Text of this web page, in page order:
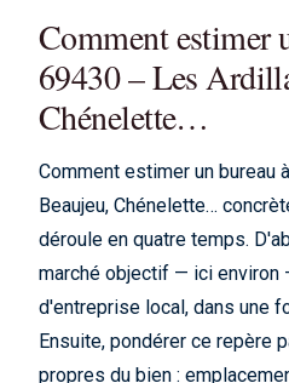
Comment estimer
69430 – Les
Chénelette…
Comment estimer un bureau
Beaujeu, Chénelette…
déroule en quatre temps.
marché objectif — ici environ
d'entreprise local, dans une
Ensuite, pondérer ce repère
propres du bien :